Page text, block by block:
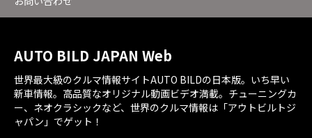
AUTO BILD JAPAN Web
世界最大級のクルマ情報サイトAUTO BILDの日本版。いち早い
新車情報。高品質なオリジナル動画ビデオ満載。チューニングカ
ー、ネオクラシックなど、世界のクルマ情報は「アウトビルトジ
ャパン」でゲット！